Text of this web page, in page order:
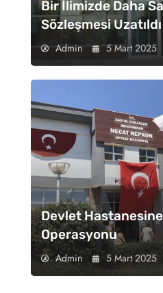
Bir İlimizde Daha
Sözleşmesi Uzatıldı
Admin 5 Mart 2025
Devlet
Operasyonu
Admin 5 Mart 2025